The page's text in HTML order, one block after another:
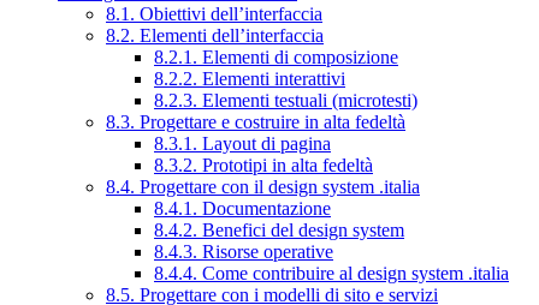
8.1. Obiettivi dell’interfaccia
8.2. Elementi dell’interfaccia
8.2.1. Elementi di composizione
8.2.2. Elementi interattivi
8.2.3. Elementi testuali (microtesti)
8.3. Progettare e costruire in alta fedeltà
8.3.1. Layout di pagina
8.3.2. Prototipi in alta fedeltà
8.4. Progettare con il design system .italia
8.4.1. Documentazione
8.4.2. Benefici del design system
8.4.3. Risorse operative
8.4.4. Come contribuire al design system .italia
8.5. Progettare con i modelli di sito e servizi